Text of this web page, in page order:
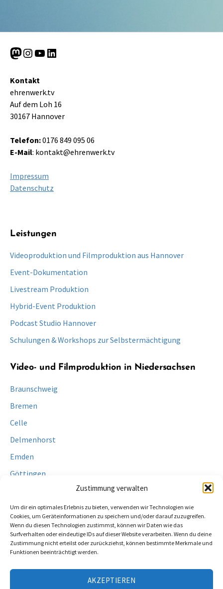
Zustimmung verwalten
Um dir ein optimales Erlebnis zu bieten, verwenden wir Technologien wie
Cookies, um Geräteinformationen zu speichern und/oder darauf zuzugreifen.
Wenn du diesen Technologien zustimmst, können wir Daten wie das
Surfverhalten oder eindeutige IDs auf dieser Website verarbeiten. Wenn du deine
Zustimmung nicht erteilst oder zurückziehst, können bestimmte Merkmale und
Funktionen beeinträchtigt werden.
AKZEPTIEREN
Mastodon
Instagram
YouTube
LinkedIn
Kontakt
ehrenwerk.tv
Auf dem Loh 16
30167 Hannover
Telefon:0176 849 095 06
E-Mail: kontakt@ehrenwerk.tv
Impressum
Datenschutz
Leistungen
Videoproduktion und Filmproduktion aus Hannover
Event-Dokumentation
Livestream Produktion
Hybrid-Event Produktion
Podcast Studio Hannover
Schulungen & Workshops zur Selbstermächtigung
Video- und Filmproduktion in Niedersachsen
Braunschweig
Bremen
Celle
Delmenhorst
Emden
Göttingen
Hannover
Hildesheim
Lüneburg
Oldenburg